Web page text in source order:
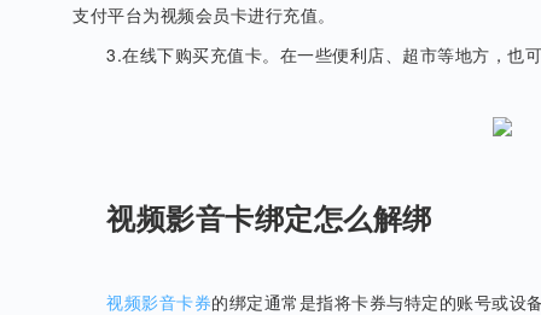
支付平台为视频会员卡进行充值。
3.在线下购买充值卡。在一些便利店、超市等地方，也
视频影音卡绑定怎么解绑
视频影音卡券的绑定通常是指将卡券与特定的账号或设